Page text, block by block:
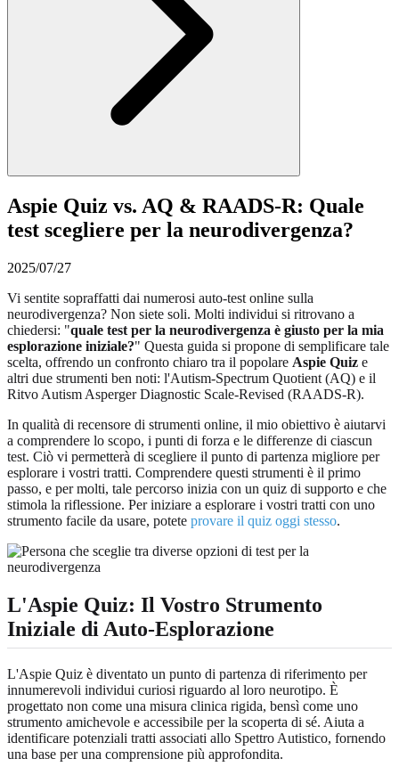
Aspie Quiz vs. AQ & RAADS-R: Quale
test scegliere per la neurodivergenza?
2025/07/27
Vi sentite sopraffatti dai numerosi auto-test online sulla
neurodivergenza? Non siete soli. Molti individui si ritrovano a
chiedersi: "quale test per la neurodivergenza è giusto per la mia
esplorazione iniziale?" Questa guida si propone di semplificare tale
scelta, offrendo un confronto chiaro tra il popolare Aspie Quiz e
altri due strumenti ben noti: l'Autism-Spectrum Quotient (AQ) e il
Ritvo Autism Asperger Diagnostic Scale-Revised (RAADS-R).
In qualità di recensore di strumenti online, il mio obiettivo è aiutarvi
a comprendere lo scopo, i punti di forza e le differenze di ciascun
test. Ciò vi permetterà di scegliere il punto di partenza migliore per
esplorare i vostri tratti. Comprendere questi strumenti è il primo
passo, e per molti, tale percorso inizia con un quiz di supporto e che
stimola la riflessione. Per iniziare a esplorare i vostri tratti con uno
strumento facile da usare, potete provare il quiz oggi stesso.
L'Aspie Quiz: Il Vostro Strumento
Iniziale di Auto-Esplorazione
L'Aspie Quiz è diventato un punto di partenza di riferimento per
innumerevoli individui curiosi riguardo al loro neurotipo. È
progettato non come una misura clinica rigida, bensì come uno
strumento amichevole e accessibile per la scoperta di sé. Aiuta a
identificare potenziali tratti associati allo Spettro Autistico, fornendo
una base per una comprensione più approfondita.